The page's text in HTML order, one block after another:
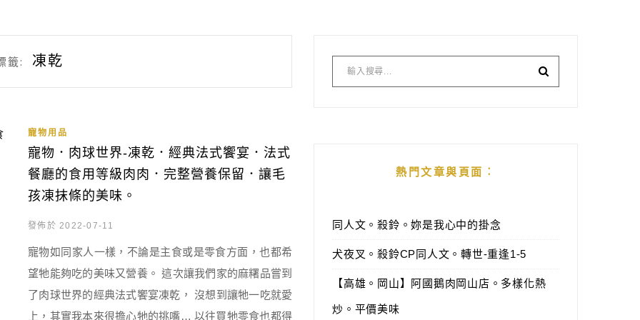
籤: 凍乾
寵物用品
寵物．肉球世界-凍乾．經典法式饗宴．法式
餐廳的食用等級肉肉．完整營養保留．讓毛
孩凍抹條的美味。
發佈於 2022-07-11
寵物如同家人一樣，不論是主食或是零食方面，也都希
望牠能夠吃的美味又營養。 這次讓我們家的麻糬品嘗到
了肉球世界的經典法式饗宴凍乾， 沒想到讓牠一吃就愛
上，其實我本來很擔心牠的挑嘴… 以往買牠零食也都得
熱門文章與頁面︰
同人文。殺鈴。妳是我心中的掛念
犬夜叉。殺鈴CP同人文。轉世-重逢1-5
【高雄。岡山】阿國鵝肉岡山店。多樣化熱
炒。平價美味